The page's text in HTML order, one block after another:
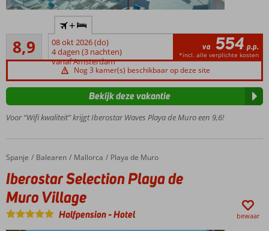
sterrenhotel
aan het
strand
Lichte en
moderne
kamers
Activiteiten
voor de
Inclusive
mogelijk
8,9
Aanrader
8
beoordelingen
+
08 okt 2026 (do)
4 dagen (3 nachten)
vanaf Amsterdam
va 554 p.p.
*incl. alle verplichte kosten
Nog 3 kamer(s) beschikbaar op deze site
Voor “Wifi kwaliteit” krijgt Iberostar Waves Playa de Muro een 9,6!
Bekijk deze vakantie
Home
Spanje Balearen Mallorca Playa de Muro
Iberostar Selection Playa de Muro Village
Iberostar Selection Playa de
Muro Village
Halfpension-Hotel bewaar